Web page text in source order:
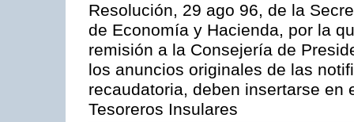
Resolución, 29 ago 96, de la
de Economía y Hacienda, por la
remisión a la Consejería de
los anuncios originales de las
recaudatoria, deben insertarse en
Tesoreros Insulares